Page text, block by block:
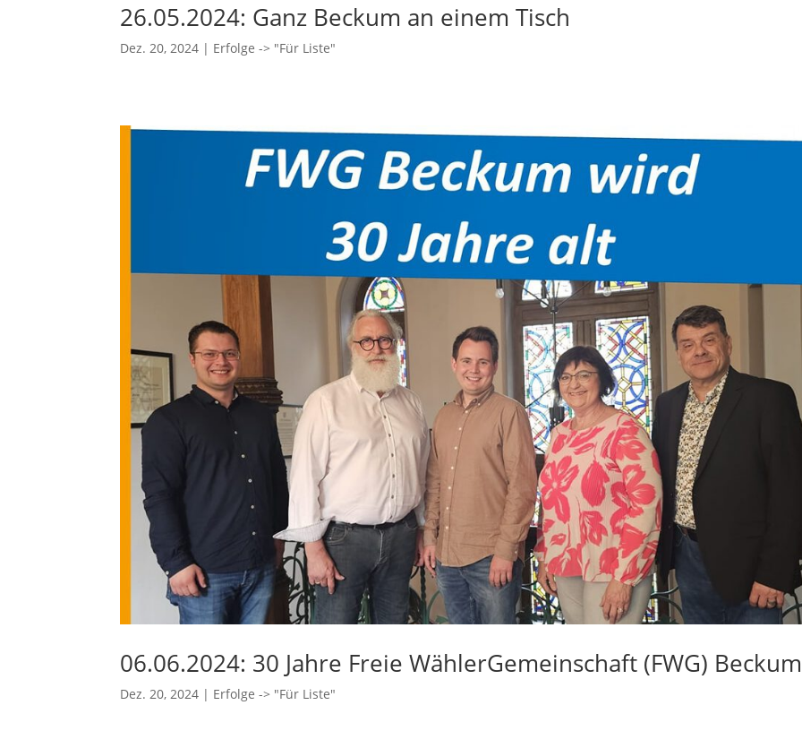
26.05.2024: Ganz Beckum an einem Tisch
Dez. 20, 2024 | Erfolge -> "Für Liste"
06.06.2024: 30 Jahre Freie WählerGemeinschaft (FWG) Beckum
Dez. 20, 2024 | Erfolge -> "Für Liste"